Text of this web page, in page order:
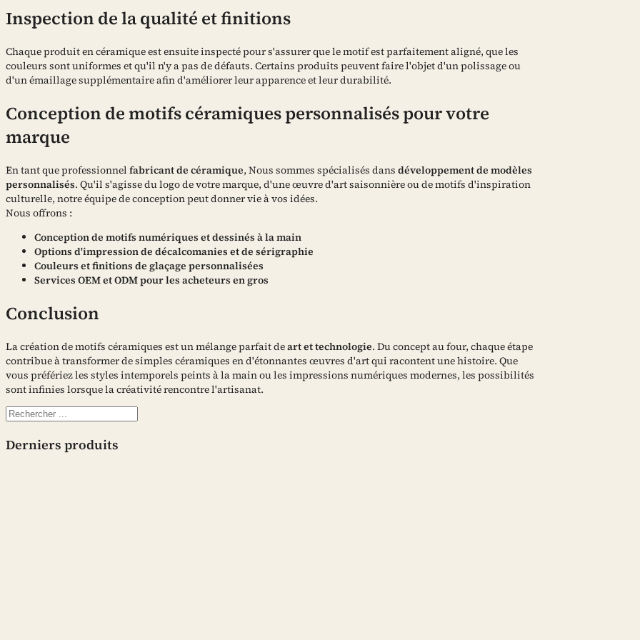
Inspection de la qualité et finitions
Chaque produit en céramique est ensuite inspecté pour s'assurer que le motif est parfaitement aligné, que les
couleurs sont uniformes et qu'il n'y a pas de défauts. Certains produits peuvent faire l'objet d'un polissage ou
d'un émaillage supplémentaire afin d'améliorer leur apparence et leur durabilité.
Conception de motifs céramiques personnalisés pour votre
marque
En tant que professionnel fabricant de céramique, Nous sommes spécialisés dans développement de modèles
personnalisés. Qu'il s'agisse du logo de votre marque, d'une œuvre d'art saisonnière ou de motifs d'inspiration
culturelle, notre équipe de conception peut donner vie à vos idées.
Nous offrons :
Conception de motifs numériques et dessinés à la main
Options d'impression de décalcomanies et de sérigraphie
Couleurs et finitions de glaçage personnalisées
Services OEM et ODM pour les acheteurs en gros
Conclusion
La création de motifs céramiques est un mélange parfait deart et technologie. Du concept au four, chaque étape
contribue à transformer de simples céramiques en d'étonnantes œuvres d'art qui racontent une histoire. Que
vous préfériez les styles intemporels peints à la main ou les impressions numériques modernes, les possibilités
sont infinies lorsque la créativité rencontre l'artisanat.
Rechercher
Derniers produits